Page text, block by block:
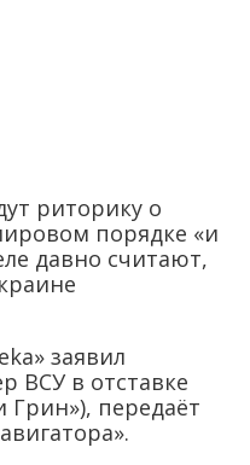
риторику о
порядке «и
давно считают,
заявил
ВСУ в отставке
Грин»), передаёт